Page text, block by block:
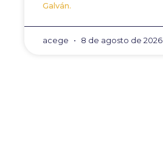
Galván.
acege 8 de agosto de 2026